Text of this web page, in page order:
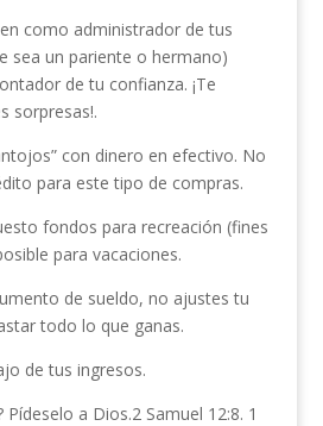
como administrador de tus
sea un pariente o hermano)
de tu confianza. ¡Te
sorpresas!.
con dinero en efectivo. No
para este tipo de compras.
fondos para recreación (fines
para vacaciones.
de sueldo, no ajustes tu
todo lo que ganas.
de tus ingresos.
Pídeselo a Dios.2 Samuel 12:8. 1